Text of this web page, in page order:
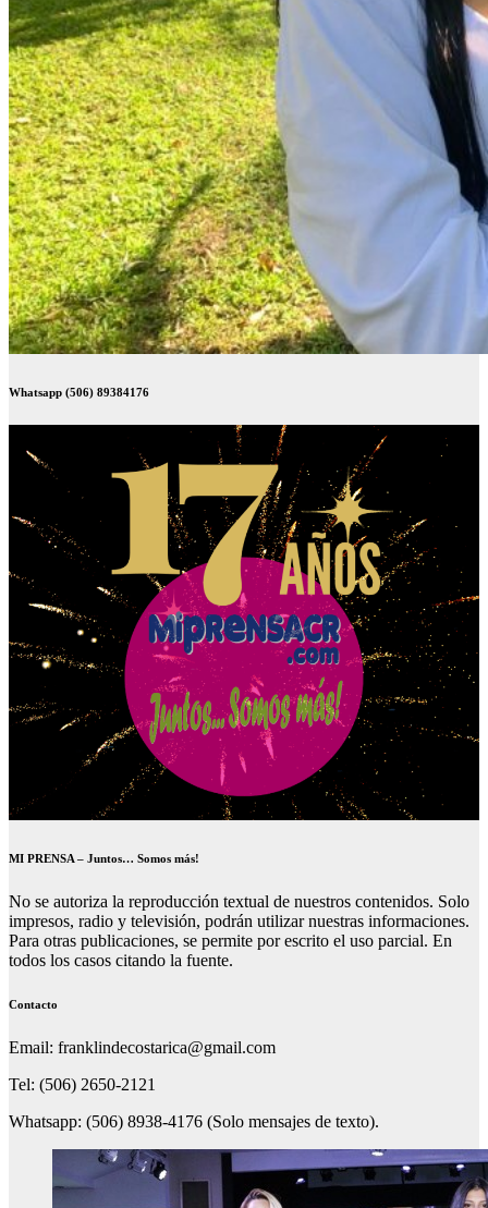
Whatsapp (506) 89384176
MI PRENSA – Juntos… Somos más!
No se autoriza la reproducción textual de nuestros contenidos. Solo
impresos, radio y televisión, podrán utilizar nuestras informaciones.
Para otras publicaciones, se permite por escrito el uso parcial. En
todos los casos citando la fuente.
Contacto
Email: franklindecostarica@gmail.com
Tel: (506) 2650-2121
Whatsapp: (506) 8938-4176 (Solo mensajes de texto).